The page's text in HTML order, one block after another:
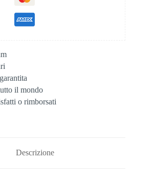
il mondo
o rimborsati
Descrizione